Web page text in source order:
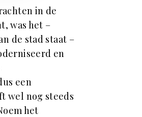
in de
was het –
de stad staat –
en
een
wel nog steeds
het